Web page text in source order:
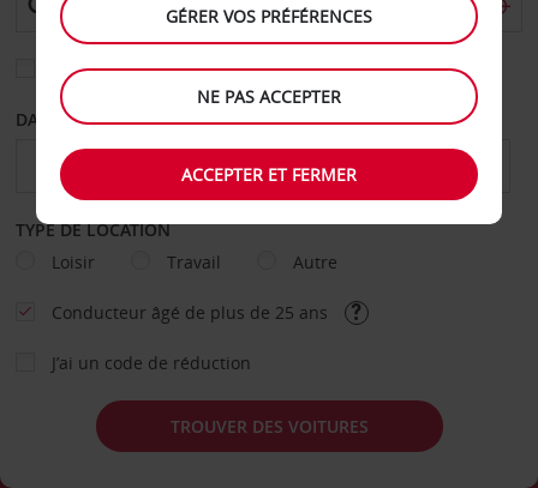
Sélectionnez une autre agence de retour
DATE DE DÉPART DATE DE RETOUR
TYPE DE LOCATION
Loisir
Travail Autre
Conducteur âgé de plus de 25 ans
J’ai un code de réduction
TROUVER DES VOITURES
GÉRER VOS PRÉFÉRENCES
NE PAS ACCEPTER
ACCEPTER ET FERMER